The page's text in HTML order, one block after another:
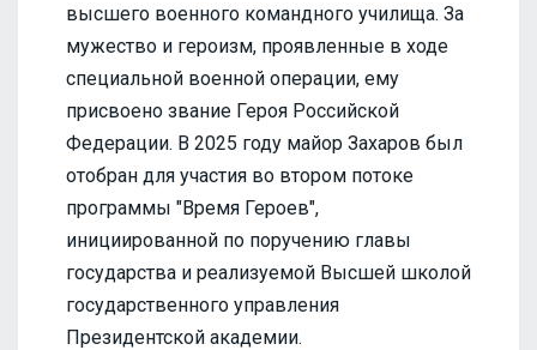
высшего военного командного училища. За
мужество и героизм, проявленные в ходе
специальной военной операции, ему
присвоено звание Героя Российской
Федерации. В 2025 году майор Захаров был
отобран для участия во втором потоке
программы "Время Героев",
инициированной по поручению главы
государства и реализуемой Высшей школой
государственного управления
Президентской академии.